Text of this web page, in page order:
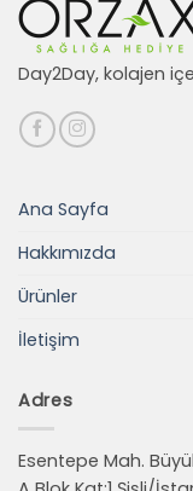
Day2Day, kolajen
Ana Sayfa
Hakkımızda
Ürünler
İletişim
Adres
Esentepe Mah.